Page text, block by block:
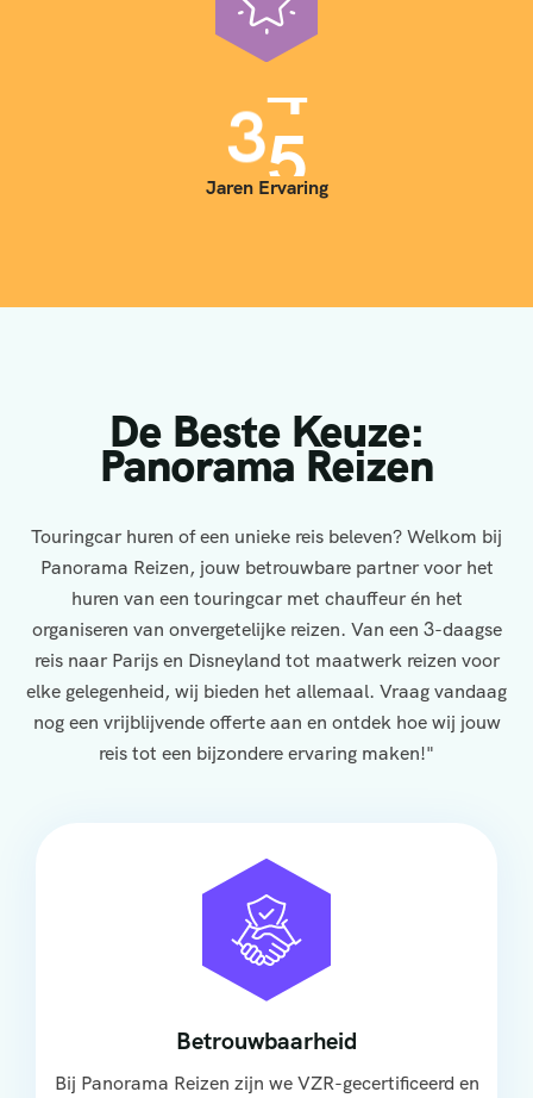
35
Jaren Ervaring
De Beste Keuze:
Panorama Reizen
Touringcar huren of een unieke reis beleven? Welkom bij
Panorama Reizen, jouw betrouwbare partner voor het
huren van een touringcar met chauffeur én het
organiseren van onvergetelijke reizen. Van een 3-daagse
reis naar Parijs en Disneyland tot maatwerk reizen voor
elke gelegenheid, wij bieden het allemaal. Vraag vandaag
nog een vrijblijvende offerte aan en ontdek hoe wij jouw
reis tot een bijzondere ervaring maken!"
Betrouwbaarheid
Bij Panorama Reizen zijn we VZR-gecertificeerd en